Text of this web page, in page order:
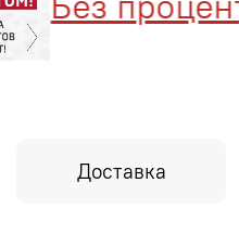
Доставка